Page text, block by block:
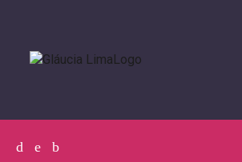
Facebook
TwitterInstagram